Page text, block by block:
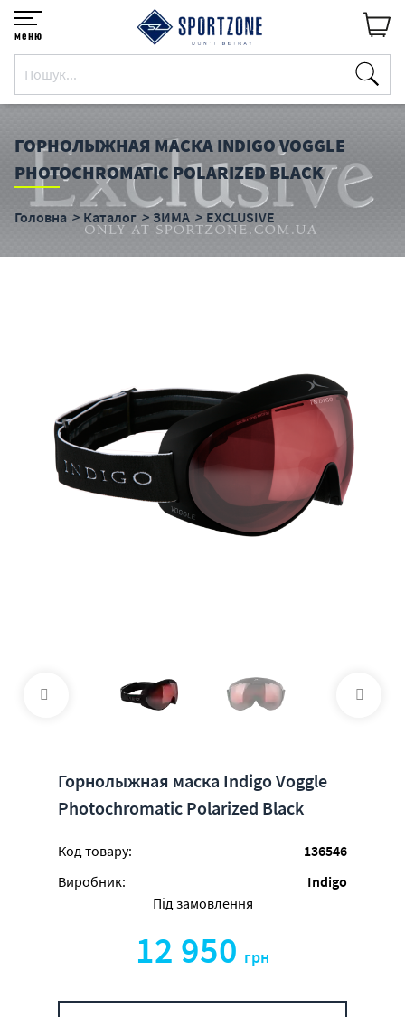
меню
ГОРНОЛЫЖНАЯ МАСКА INDIGO VOGGLE
PHOTOCHROMATIC POLARIZED BLACK
Головна Каталог ЗИМА EXCLUSIVE
Горнолыжная маска Indigo Voggle
Photochromatic Polarized Black
Код товару:
136546
Виробник:
Indigo
Під замовлення
12 950 грн